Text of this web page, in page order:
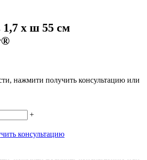
1,7 x ш 55 см
нажмити получить консультацию или
+
консультацию